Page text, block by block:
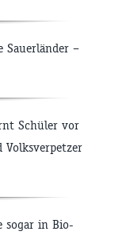
Sauerländer –
Schüler vor
sogar in Bio-